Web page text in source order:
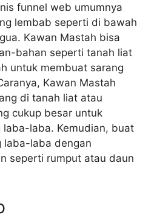
funnel web umumnya
lembab seperti di bawah
Kawan Mastah bisa
bahan seperti tanah liat
untuk membuat sarang
Kawan Mastah
di tanah liat atau
cukup besar untuk
laba-laba. Kemudian, buat
laba-laba dengan
seperti rumput atau daun